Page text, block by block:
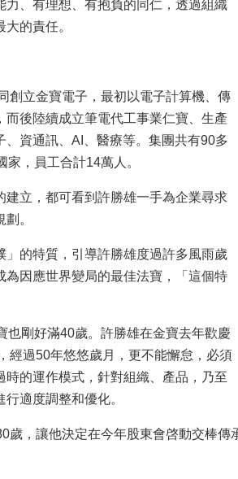
力、有理想、有抱負的同仁，透過組織
的責任。
創立金寶電子，最初以電子計算機、傳
後陸續成立筆電代工事業仁寶、生產
資通訊、AI、醫療等。集團共有90多
，員工合計14萬人。
立，都可看到許勝雄一手為企業尋求
。
的特質，引導許勝雄度過許多風雨歲
為因應世界變局的最佳法寶，「這個特
也剛好滿40歲。許勝雄在金寶去年歡慶
經過50年悠悠歲月，更不能懈怠，必須
的運作模式，針對組織、產品，乃至
適度調整和優化。
歲，讓他決定在今年股東會啓動交棒